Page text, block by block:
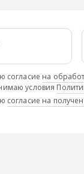
согласие на
условия
согласие на